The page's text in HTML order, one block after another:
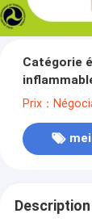
Catégorie
Prix：